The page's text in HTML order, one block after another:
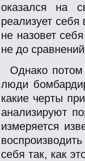
оказался на
реализует
не назовет
не до
Однако потом
люди
какие черты
анализируют
измеряется
себя так, как